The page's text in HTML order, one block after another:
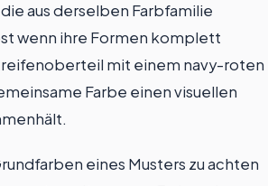
aus derselben Farbfamilie
wenn ihre Formen komplett
mit einem navy-roten
Farbe einen visuellen
eines Musters zu achten